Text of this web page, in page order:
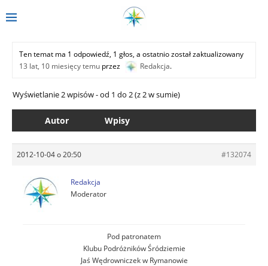
Ten temat ma 1 odpowiedź, 1 głos, a ostatnio został zaktualizowany
13 lat, 10 miesięcy temu przez Redakcja.
Wyświetlanie 2 wpisów - od 1 do 2 (z 2 w sumie)
Autor Wpisy
2012-10-04 o 20:50 #132074
Redakcja
Moderator
Pod patronatem
Klubu Podróżników Śródziemie
Jaś Wędrowniczek w Rymanowie